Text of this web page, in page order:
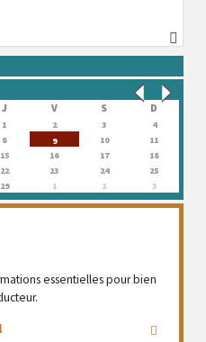
J V S D
1 2 3
4
8 9 10
11
15 16 17
18
22 23 24
25
29 1 2 3
essentielles pour bien